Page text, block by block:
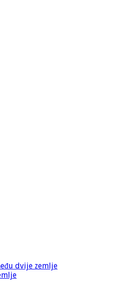
dvije zemlje